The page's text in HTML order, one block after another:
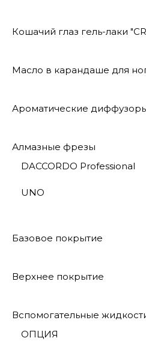
Кошачий глаз гель-лаки
Масло в карандаше для
Ароматические
Алмазные фрезы
DACCORDO Professional
UNO
Базовое покрытие
Верхнее покрытие
Вспомогательные
ОПЦИЯ